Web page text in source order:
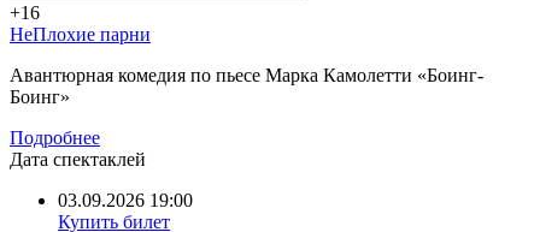
+16
НеПлохие парни
Авантюрная комедия по пьесе Марка Камолетти «Боинг-
Боинг»
Подробнее
Дата спектаклей
03.09.2026 19:00
Купить билет